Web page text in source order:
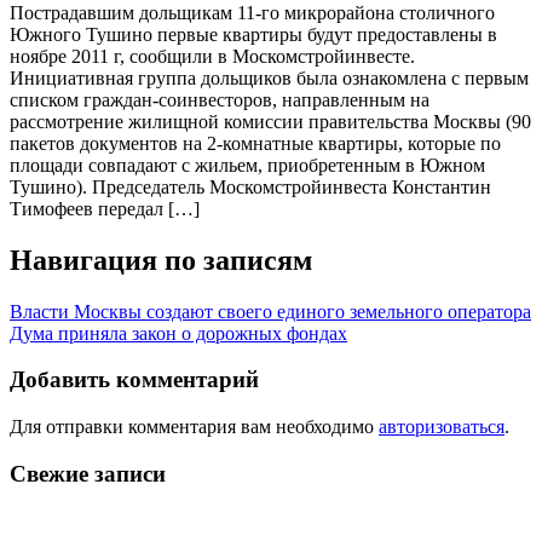
Пострадавшим дольщикам 11-го микрорайона столичного
Южного Тушино первые квартиры будут предоставлены в
ноябре 2011 г, сообщили в Москомстройинвесте.
Инициативная группа дольщиков была ознакомлена с первым
списком граждан-соинвесторов, направленным на
рассмотрение жилищной комиссии правительства Москвы (90
пакетов документов на 2-комнатные квартиры, которые по
площади совпадают с жильем, приобретенным в Южном
Тушино). Председатель Москомстройинвеста Константин
Тимофеев передал […]
Навигация по записям
Власти Москвы создают своего единого земельного оператора
Дума приняла закон о дорожных фондах
Добавить комментарий
Для отправки комментария вам необходимо авторизоваться.
Свежие записи